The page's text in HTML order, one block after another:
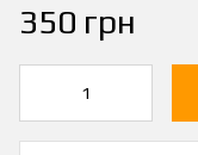
350 грн